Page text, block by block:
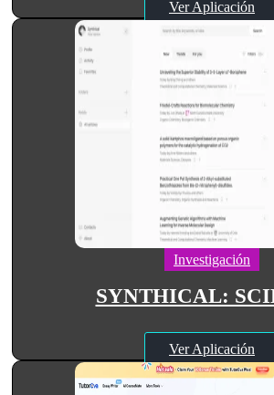
Ver Aplicación
Investigación
SYNTHICAL:
Ver Aplicación